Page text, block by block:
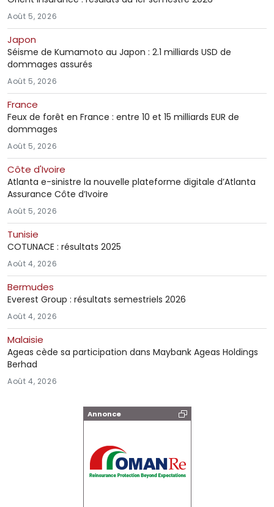
Annonce
Août 5, 2026
Japon
Séisme de Kumamoto au Japon : 2.1 milliards USD de
dommages assurés
Août 5, 2026
France
Feux de forêt en France : entre 10 et 15 milliards EUR de
dommages
Août 5, 2026
Côte d'Ivoire
Atlanta e-sinistre la nouvelle plateforme digitale d’Atlanta
Assurance Côte d’Ivoire
Août 5, 2026
Tunisie
COTUNACE : résultats 2025
Août 4, 2026
Bermudes
Everest Group : résultats semestriels 2026
Août 4, 2026
Malaisie
Ageas cède sa participation dans Maybank Ageas Holdings
Berhad
Août 4, 2026